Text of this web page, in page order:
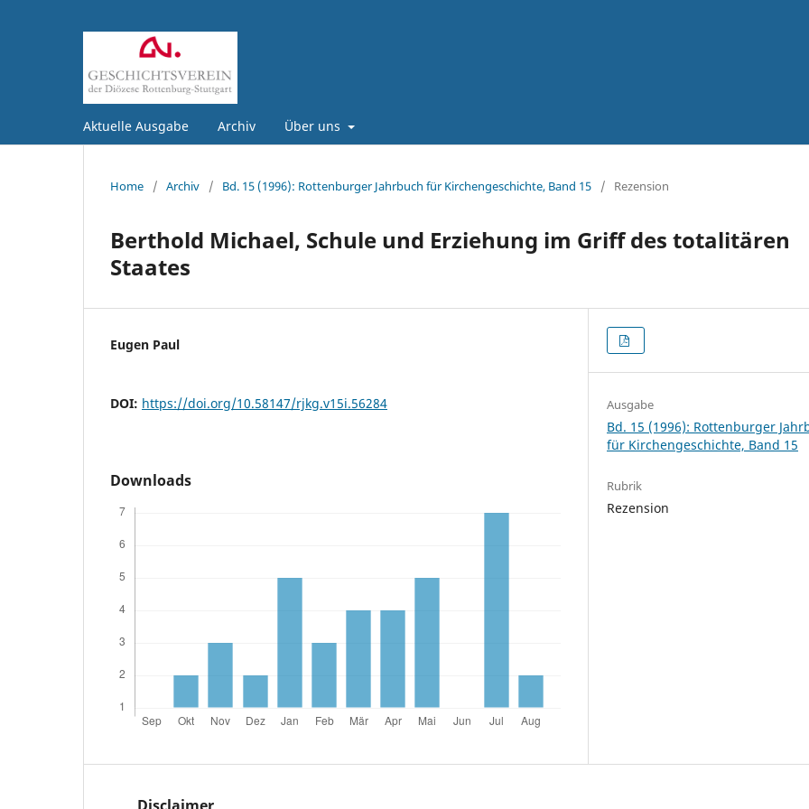
Aktuelle Ausgabe Archiv Über uns
Home / Archiv / Bd. 15 (1996): Rottenburger Jahrbuch für Kirchengeschichte, Band 15 / Rezension
Berthold Michael, Schule und Erziehung im Griff des totalitären
Staates
Eugen Paul
DOI: https://doi.org/10.58147/rjkg.v15i.56284
Downloads
Ausgabe
Bd. 15 (1996): Rottenburger
für Kirchengeschichte, Band 15
Rubrik
Rezension